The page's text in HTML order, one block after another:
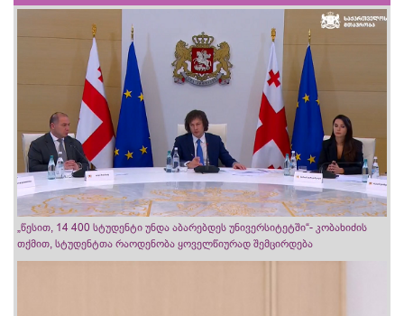
„წესით, 14 400 სტუდენტი უნდა აბარებდეს უნივერსიტეტში“- კობახიძის
თქმით, სტუდენტთა რაოდენობა ყოველწიურად შემცირდება